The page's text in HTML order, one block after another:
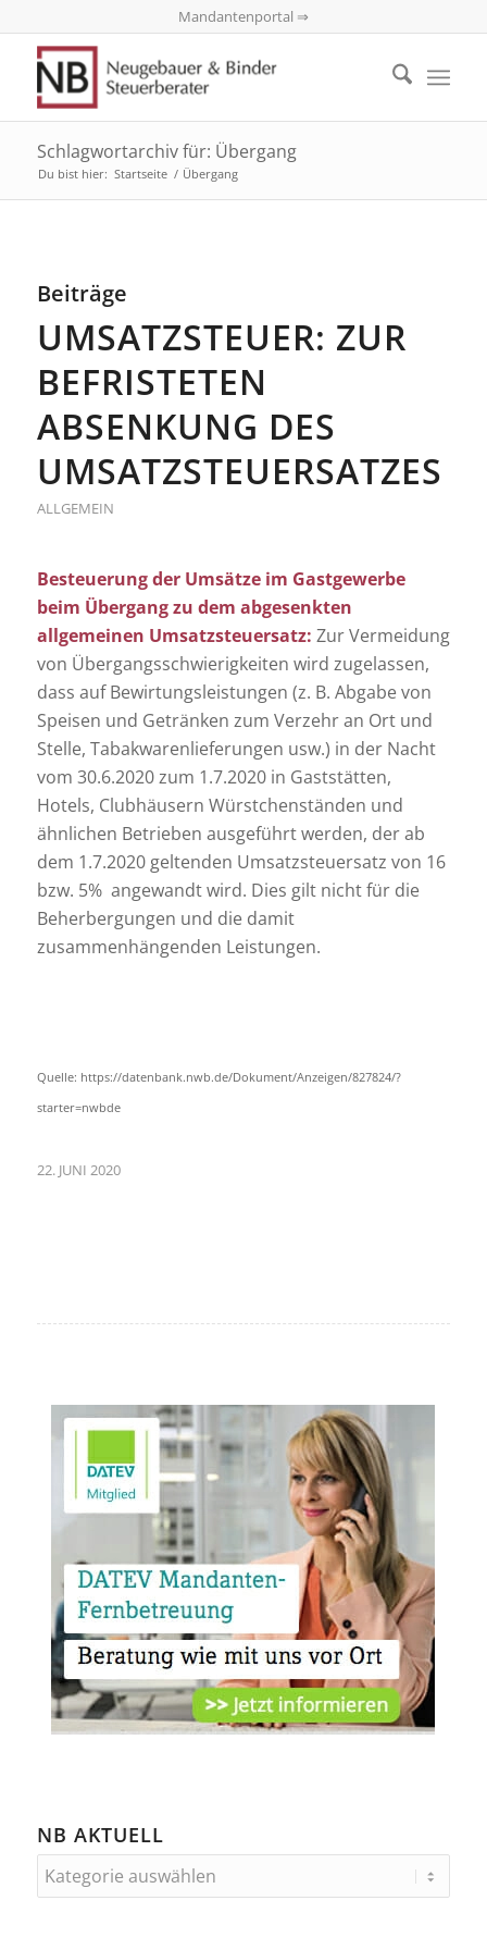
Mandantenportal ⇒
Schlagwortarchiv für: Übergang
Du bist hier: Startseite / Übergang
Beiträge
UMSATZSTEUER: ZUR
BEFRISTETEN
ABSENKUNG DES
UMSATZSTEUERSATZES
ALLGEMEIN
Besteuerung der Umsätze im Gastgewerbe
beim Übergang zu dem abgesenkten
allgemeinen Umsatzsteuersatz: Zur Vermeidung
von Übergangsschwierigkeiten wird zugelassen,
dass auf Bewirtungsleistungen (z. B. Abgabe von
Speisen und Getränken zum Verzehr an Ort und
Stelle, Tabakwarenlieferungen usw.) in der Nacht
vom 30.6.2020 zum 1.7.2020 in Gaststätten,
Hotels, Clubhäusern Würstchenständen und
ähnlichen Betrieben ausgeführt werden, der ab
dem 1.7.2020 geltenden Umsatzsteuersatz von 16
bzw. 5% angewandt wird. Dies gilt nicht für die
Beherbergungen und die damit
zusammenhängenden Leistungen.
Quelle: https://datenbank.nwb.de/Dokument/Anzeigen/827824/?
starter=nwbde
22. JUNI 2020
NB AKTUELL